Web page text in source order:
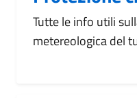
Tutte le info utili
metereologica del